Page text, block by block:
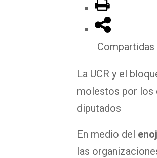
Compartidas
La UCR y el
molestos por los
diputados
En medio del
las